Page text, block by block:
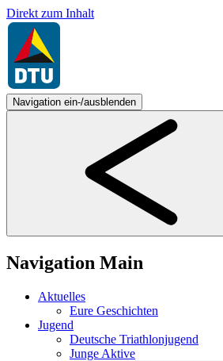
Direkt zum Inhalt
Navigation ein-/ausblenden
Navigation Main
Aktuelles
Eure Geschichten
Jugend
Deutsche Triathlonjugend
Junge Aktive